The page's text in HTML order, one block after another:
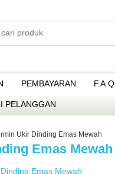
PEMBAYARAN F.A.Q
PELANGGAN
Ukir Dinding Emas Mewah
Emas Mewah